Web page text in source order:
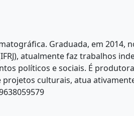
Graduada, em 2014,
atualmente faz trabalhos
políticos e sociais. É
culturais, atua